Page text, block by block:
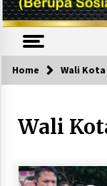
Home Wali
Wali